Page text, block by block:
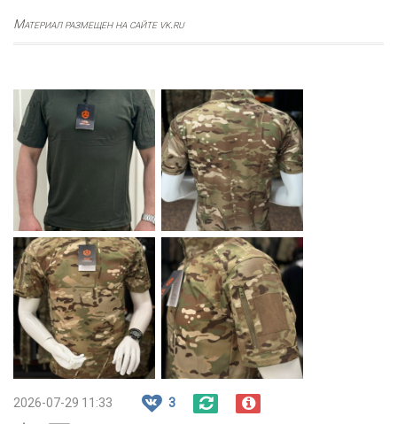
Материал размещен на сайте vk.ru
2026-07-29 11:33 3